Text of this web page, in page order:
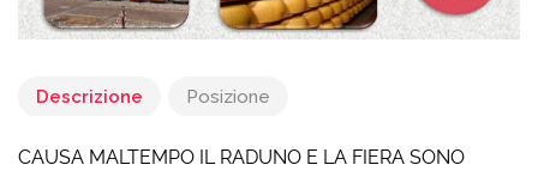
Descrizione Posizione
CAUSA MALTEMPO IL RADUNO E LA FIERA SONO